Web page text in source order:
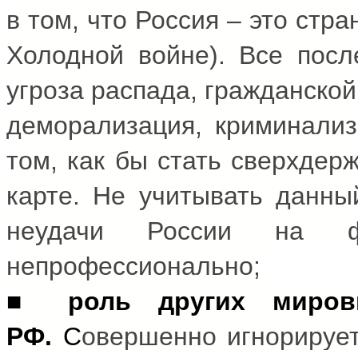
в том, что Россия – это
Холодной войне). Все
угроза распада,
деморализация,
том, как бы стать
карте. Не учитывать
неудачи России на
непрофессионально;
■ роль других
РФ. Совершенно